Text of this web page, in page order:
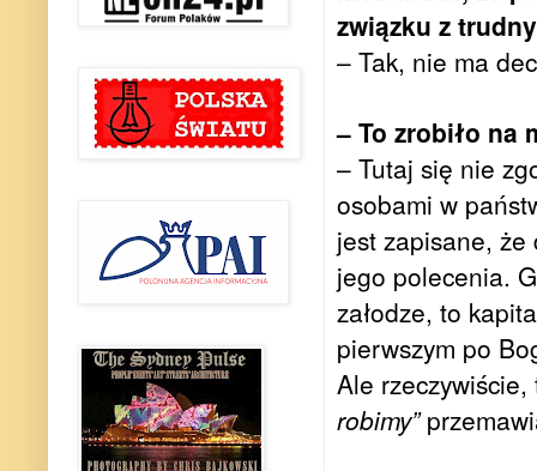
związku z
– Tak, nie ma
– To zrobiło na
– Tutaj się nie
osobami w
jest zapisane, że
jego polecenia.
załodze, to
pierwszym po
Ale rzeczywiście,
robimy”